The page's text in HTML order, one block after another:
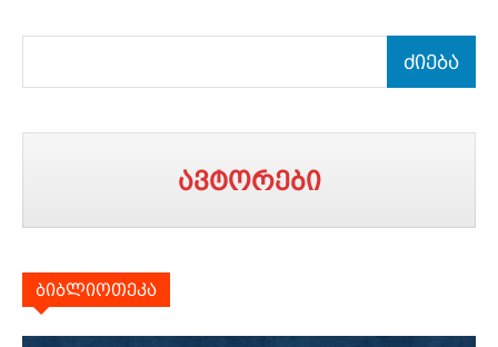
ძიება
ავტორები
ბიბლიოთეკა